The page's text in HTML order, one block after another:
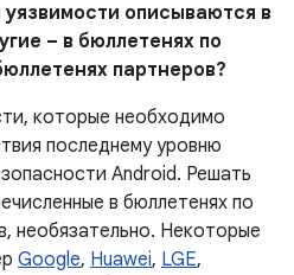
описываются в
– в бюллетенях по
партнеров?
которые необходимо
последнему уровню
Android. Решать
в бюллетенях по
необязательно. Некоторые
Google, Huawei, LGE,